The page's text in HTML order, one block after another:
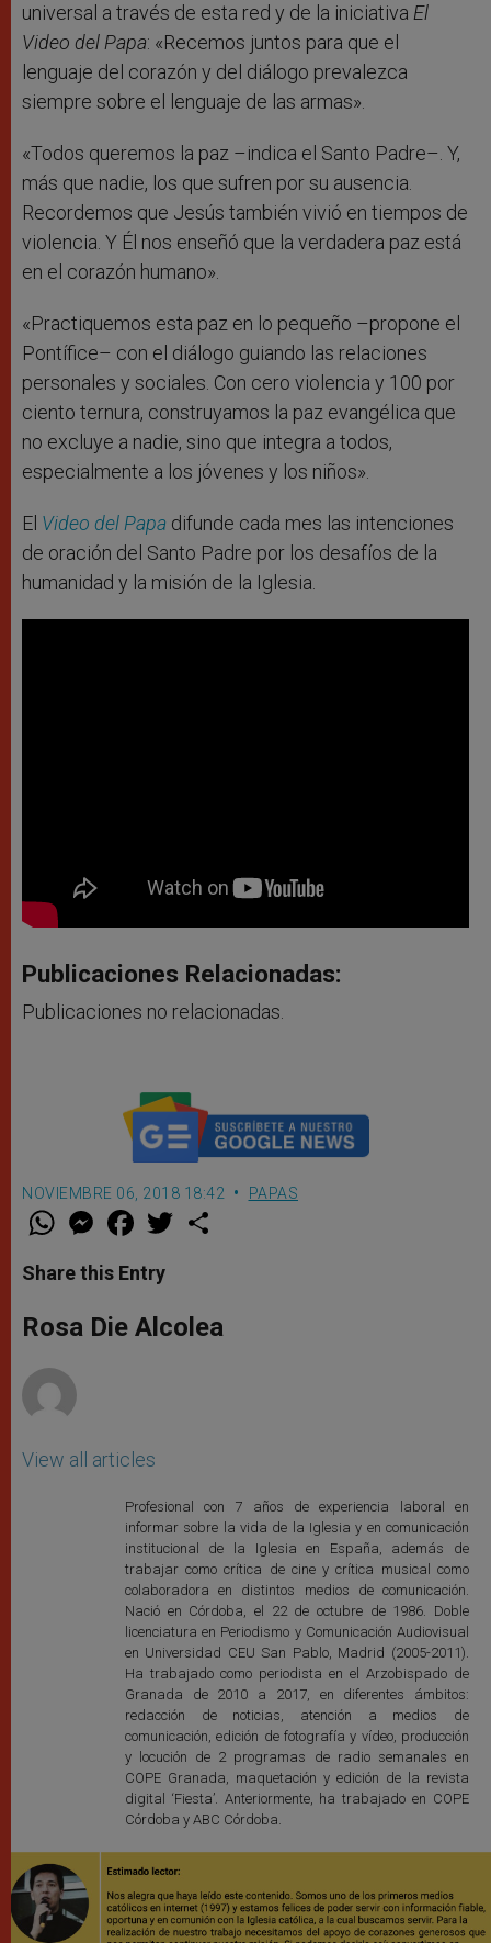
universal a través de esta red y de la iniciativa El
Video del Papa: «Recemos juntos para que el
lenguaje del corazón y del diálogo prevalezca
siempre sobre el lenguaje de las armas».
«Todos queremos la paz –indica el Santo Padre–. Y,
más que nadie, los que sufren por su ausencia.
Recordemos que Jesús también vivió en tiempos de
violencia. Y Él nos enseñó que la verdadera paz está
en el corazón humano».
«Practiquemos esta paz en lo pequeño –propone el
Pontífice– con el diálogo guiando las relaciones
personales y sociales. Con cero violencia y 100 por
ciento ternura, construyamos la paz evangélica que
no excluye a nadie, sino que integra a todos,
especialmente a los jóvenes y los niños».
El Video del Papa difunde cada mes las intenciones
de oración del Santo Padre por los desafíos de la
humanidad y la misión de la Iglesia.
Publicaciones Relacionadas:
Publicaciones no relacionadas.
NOVIEMBRE 06, 2018 18:42 PAPAS
W
t
s
p
p
M
e
s
e
g
e
F
a
e
b
o
k
w
r
Share this Entry
Rosa Die Alcolea
View all articles
Profesional con 7 años de experiencia laboral en
informar sobre la vida de la Iglesia y en comunicación
institucional de la Iglesia en España, además de
trabajar como crítica de cine y crítica musical como
colaboradora en distintos medios de comunicación.
Nació en Córdoba, el 22 de octubre de 1986. Doble
licenciatura en Periodismo y Comunicación Audiovisual
en Universidad CEU San Pablo, Madrid (2005-2011).
Ha trabajado como periodista en el Arzobispado de
Granada de 2010 a 2017, en diferentes ámbitos:
redacción de noticias, atención a medios de
comunicación, edición de fotografía y vídeo, producción
y locución de 2 programas de radio semanales en
COPE Granada, maquetación y edición de la revista
digital ‘Fiesta’. Anteriormente, ha trabajado en COPE
Córdoba y ABC Córdoba.